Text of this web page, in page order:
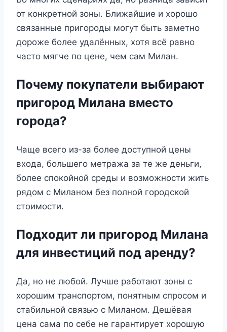
от конкретной зоны. Ближайшие и хорошо
связанные пригороды могут быть заметно
дороже более удалённых, хотя всё равно
часто мягче по цене, чем сам Милан.
Почему покупатели выбирают
пригород Милана вместо
города?
Чаще всего из-за более доступной цены
входа, большего метража за те же деньги,
более спокойной среды и возможности жить
рядом с Миланом без полной городской
стоимости.
Подходит ли пригород Милана
для инвестиций под аренду?
Да, но не любой. Лучше работают зоны с
хорошим транспортом, понятным спросом и
стабильной связью с Миланом. Дешёвая
цена сама по себе не гарантирует хорошую